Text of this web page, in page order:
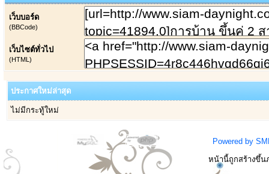
เว็บบอร์ด
(BBCode)
เว็บไซต์ทั่วไป
(HTML)
ประกาศใหม่ล่าสุด
ไม่มีกระทู้ใหม่
Powered by
หน้านี้ถูกสร้างขึ้น